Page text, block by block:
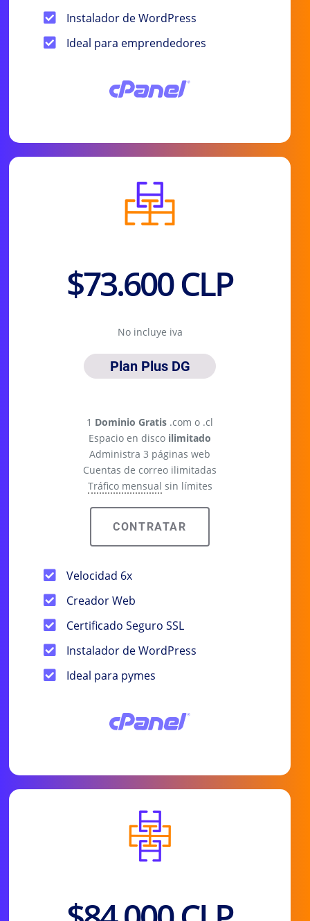
Instalador de WordPress
Ideal para emprendedores
$73.600 CLP
No incluye iva
Plan Plus DG
1 Dominio Gratis .com o .cl
Espacio en disco ilimitado
Administra 3 páginas web
Cuentas de correo ilimitadas
Tráfico mensual sin límites
CONTRATAR
Velocidad 6x
Creador Web
Certificado Seguro SSL
Instalador de WordPress
Ideal para pymes